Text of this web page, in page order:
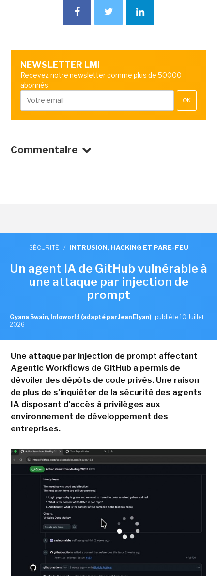
NEWSLETTER LMI
Recevez notre newsletter comme plus de 50000
abonnés
OK
Commentaire
SÉCURITÉ / INTRUSION, HACKING ET PARE-FEU
Un agent IA de GitHub vulnérable à
une attaque par injection de
prompt
Gyana Swain, Infoworld (adapté par Jean Elyan) , publié le 10 Juillet
2026
Une attaque par injection de prompt affectant
Agentic Workflows de GitHub a permis de
dévoiler des dépôts de code privés. Une raison
de plus de s'inquiéter de la sécurité des agents
IA disposant d'accès à privilèges aux
environnement de développement des
entreprises.